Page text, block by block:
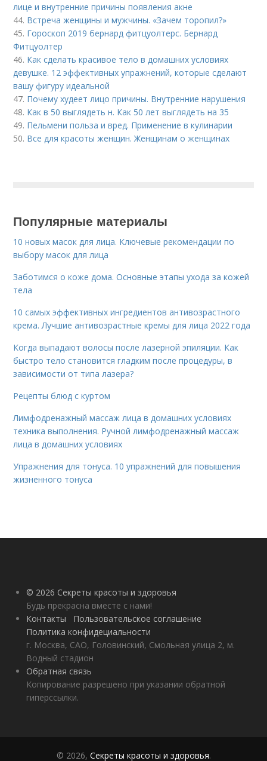
лице и внутренние причины появления акне
44. Встреча женщины и мужчины. «Зачем торопил?»
45. Гороскоп 2019 бернард фитцуолтерс. Бернард
Фитцуолтер
46. Как сделать красивое тело в домашних условиях
девушке. 12 эффективных упражнений, которые сделают
вашу фигуру идеальной
47. Почему худеет лицо причины. Внутренние нарушения
48. Как в 50 выглядеть н. Как 50 лет выглядеть на 35
49. Пельмени польза и вред. Применение в кулинарии
50. Все для красоты женщин. Женщинам о женщинах
Популярные материалы
10 новых масок для лица. Ключевые рекомендации по
выбору масок для лица
Заботимся о коже дома. Основные этапы ухода за кожей
тела
10 самых эффективных ингредиентов антивозрастного
крема. Лучшие антивозрастные кремы для лица 2022 года
Когда выпадают волосы после лазерной эпиляции. Как
быстро тело становится гладким после процедуры, в
зависимости от типа лазера?
Рецепты блюд с куртом
Лимфодренажный массаж лица в домашних условиях
техника выполнения. Ручной лимфодренажный массаж
лица в домашних условиях
Упражнения для тонуса. 10 упражнений для повышения
жизненного тонуса
© 2026 Секреты красоты и здоровья
Будь прекрасна вместе с нами!
Контакты
Пользовательское соглашение
Политика конфидециальности
г. Москва, САО, Головинский, Смольная улица 2, м.
Водный стадион
Обратная связь
Копирование разрешено при указании обратной
гиперссылки.
© 2026, Секреты красоты и здоровья.